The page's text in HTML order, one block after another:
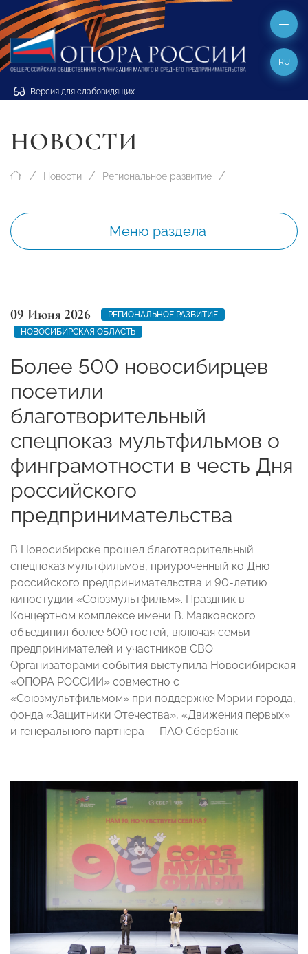
Версия для слабовидящих
RU
НОВОСТИ
Новости Региональное развитие
Меню раздела
09 Июня 2026
РЕГИОНАЛЬНОЕ РАЗВИТИЕ
НОВОСИБИРСКАЯ ОБЛАСТЬ
Более 500 новосибирцев
посетили
благотворительный
спецпоказ мультфильмов о
финграмотности в честь Дня
российского
предпринимательства
В Новосибирске прошел благотворительный
спецпоказ мультфильмов, приуроченный ко Дню
российского предпринимательства и 90-летию
киностудии «Союзмультфильм». Праздник в
Концертном комплексе имени В. Маяковского
объединил более 500 гостей, включая семьи
предпринимателей и участников СВО.
Организаторами события выступила Новосибирская
«ОПОРА РОССИИ» совместно с
«Союзмультфильмом» при поддержке Мэрии города,
фонда «Защитники Отечества», «Движения первых»
и генерального партнера — ПАО Сбербанк.